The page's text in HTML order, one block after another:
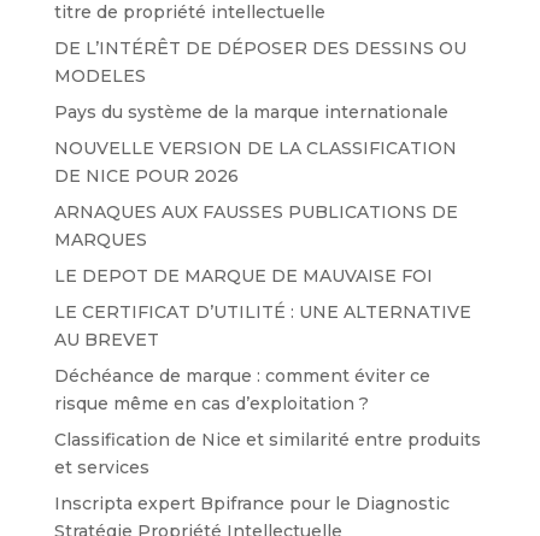
titre de propriété intellectuelle
DE L’INTÉRÊT DE DÉPOSER DES DESSINS OU
MODELES
Pays du système de la marque internationale
NOUVELLE VERSION DE LA CLASSIFICATION
DE NICE POUR 2026
ARNAQUES AUX FAUSSES PUBLICATIONS DE
MARQUES
LE DEPOT DE MARQUE DE MAUVAISE FOI
LE CERTIFICAT D’UTILITÉ : UNE ALTERNATIVE
AU BREVET
Déchéance de marque : comment éviter ce
risque même en cas d’exploitation ?
Classification de Nice et similarité entre produits
et services
Inscripta expert Bpifrance pour le Diagnostic
Stratégie Propriété Intellectuelle